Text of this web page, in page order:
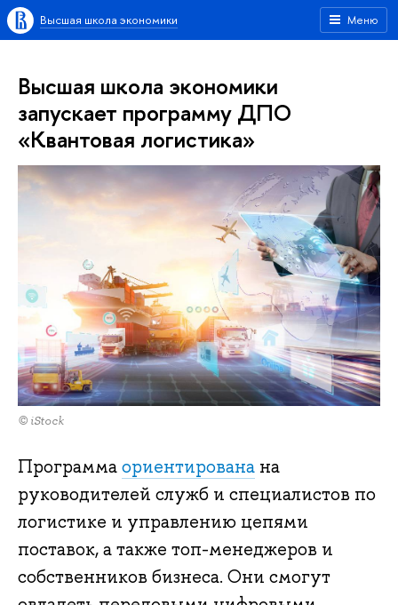
Меню
Высшая школа экономики
Высшая школа экономики
запускает программу ДПО
«Квантовая логистика»
© iStock
Программаориентирована на
руководителей служб и специалистов по
логистике и управлению цепями
поставок, а также топ-менеджеров и
собственников бизнеса. Они смогут